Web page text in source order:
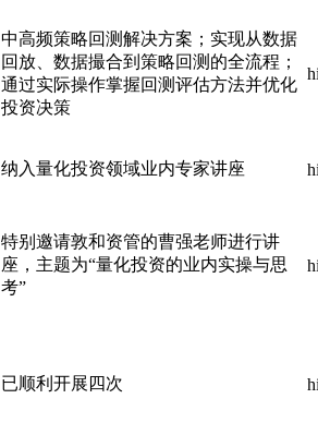
中高频策略回测解决方案；实现从数据
回放、数据撮合到策略回测的全流程；
通过实际操作掌握回测评估方法并优化
投资决策
纳入量化投资领域业内专家讲座
特别邀请敦和资管的曹强老师进行讲
座，主题为“量化投资的业内实操与思
考”
已顺利开展四次